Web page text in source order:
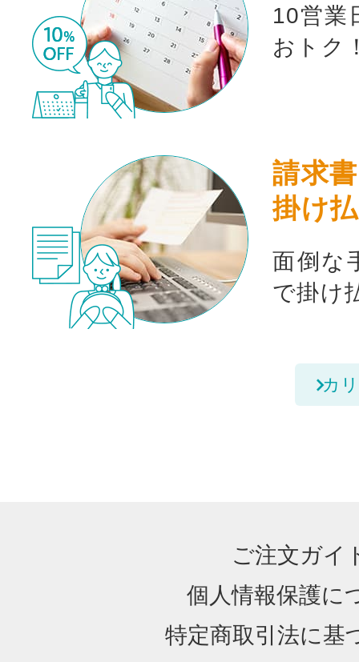
10営業
おトク
請求
掛け
面倒な
で掛け
カ
ご注文ガイ
個人情報保護に
特定商取引法に基